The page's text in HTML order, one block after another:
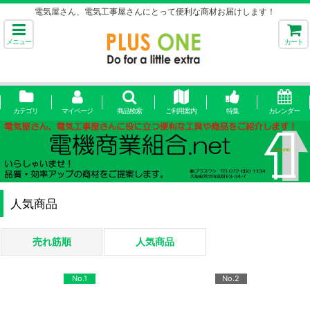
電気屋さん、電気工事屋さんにとって便利な商材お届けします！
メニュー カート
カテゴリ マイページ 商品検索 ご利用案内 特集 カレンダー
人気商品
売れ筋順 人気商品
No.1 No.2